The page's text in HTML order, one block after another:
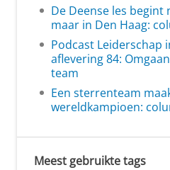
De Deense les begint
maar in Den Haag:
Podcast Leiderschap
aflevering 84:
team
Een sterrenteam
wereldkampioen:
Meest gebruikte tags